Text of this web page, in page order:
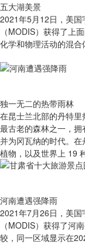
五大湖美景
2021年5月12日，美
（MODIS）获得了上
化学和物理活动的混合
独一无二的热带雨林
在昆士兰北部的丹特
最古老的森林之一，
并为冈瓦纳的时代。
植物，以及世界上 19
河南遭遇强降雨
2021年7月26日，美
（MODIS）获得了河
较，同一区域显示在